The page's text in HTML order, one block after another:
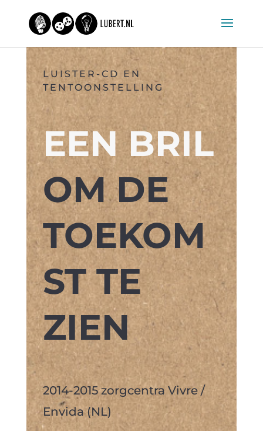
LUISTER-CD EN
TENTOONSTELLING
EEN BRIL
OM DE
TOEKOM
ST TE
ZIEN
2014-2015 zorgcentra Vivre /
Envida (NL)